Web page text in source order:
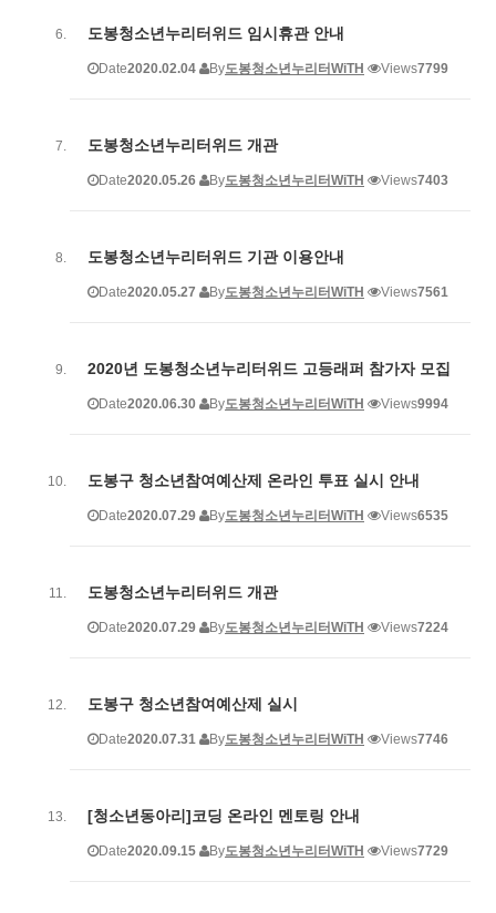
도봉청소년누리터위드 임시휴관 안내
Date2020.02.04 By도봉청소년누리터WiTH Views7799
도봉청소년누리터위드 개관
Date2020.05.26 By도봉청소년누리터WiTH Views7403
도봉청소년누리터위드 기관 이용안내
Date2020.05.27 By도봉청소년누리터WiTH Views7561
2020년 도봉청소년누리터위드 고등래퍼 참가자 모집
Date2020.06.30 By도봉청소년누리터WiTH Views9994
도봉구 청소년참여예산제 온라인 투표 실시 안내
Date2020.07.29 By도봉청소년누리터WiTH Views6535
도봉청소년누리터위드 개관
Date2020.07.29 By도봉청소년누리터WiTH Views7224
도봉구 청소년참여예산제 실시
Date2020.07.31 By도봉청소년누리터WiTH Views7746
[청소년동아리]코딩 온라인 멘토링 안내
Date2020.09.15 By도봉청소년누리터WiTH Views7729